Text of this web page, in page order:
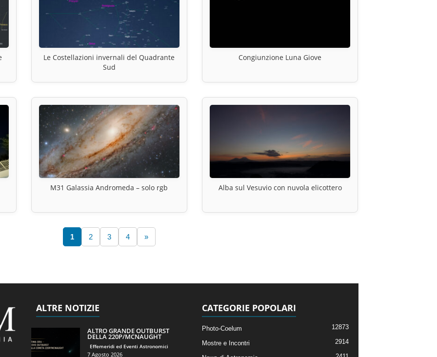
Le Costellazioni invernali del Quadrante
Sud
Congiunzione Luna Giove
M31 Galassia Andromeda – solo rgb Alba sul Vesuvio con nuvola elicottero
1 2 3 4 »
ALTRE NOTIZIE
ALTRO GRANDE OUTBURST
DELLA 220P/MCNAUGHT
Effemeridi ed Eventi Astronomici
7 Agosto 2026
CATEGORIE POPOLARI
Photo-Coelum 12873
Mostre e Incontri 2914